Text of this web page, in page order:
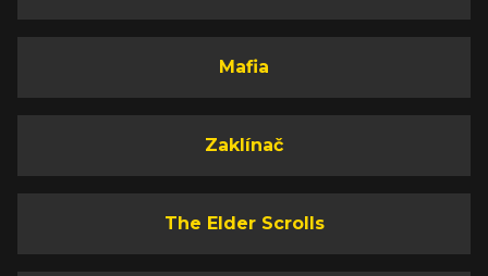
Mafia
Zaklínač
The Elder Scrolls